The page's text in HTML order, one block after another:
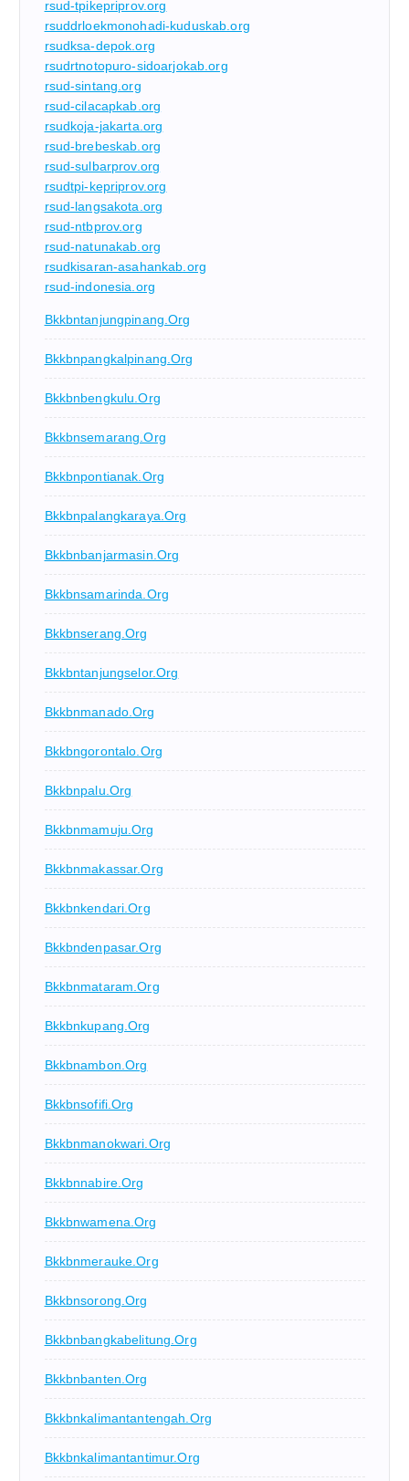
rsud-tpikepriprov.org
rsuddrloekmonohadi-kuduskab.org
rsudksa-depok.org
rsudrtnotopuro-sidoarjokab.org
rsud-sintang.org
rsud-cilacapkab.org
rsudkoja-jakarta.org
rsud-brebeskab.org
rsud-sulbarprov.org
rsudtpi-kepriprov.org
rsud-langsakota.org
rsud-ntbprov.org
rsud-natunakab.org
rsudkisaran-asahankab.org
rsud-indonesia.org
Bkkbntanjungpinang.org
Bkkbnpangkalpinang.org
Bkkbnbengkulu.org
Bkkbnsemarang.org
Bkkbnpontianak.org
Bkkbnpalangkaraya.org
Bkkbnbanjarmasin.org
Bkkbnsamarinda.org
Bkkbnserang.org
Bkkbntanjungselor.org
Bkkbnmanado.org
Bkkbngorontalo.org
Bkkbnpalu.org
Bkkbnmamuju.org
Bkkbnmakassar.org
Bkkbnkendari.org
Bkkbndenpasar.org
Bkkbnmataram.org
Bkkbnkupang.org
Bkkbnambon.org
Bkkbnsofifi.org
Bkkbnmanokwari.org
Bkkbnnabire.org
Bkkbnwamena.org
Bkkbnmerauke.org
Bkkbnsorong.org
Bkkbnbangkabelitung.org
Bkkbnbanten.org
Bkkbnkalimantantengah.org
Bkkbnkalimantantimur.org